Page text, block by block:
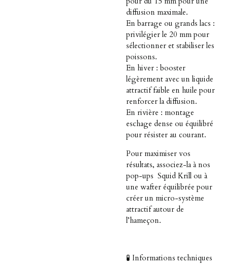
diffusion maximale.
En barrage ou grands lacs :
privilégier le 20 mm pour
sélectionner et stabiliser les
poissons.
En hiver : booster
légèrement avec un liquide
attractif faible en huile pour
renforcer la diffusion.
En rivière : montage
eschage dense ou équilibré
pour résister au courant.
Pour maximiser vos
résultats, associez-la à nos
pop-ups Squid Krill ou à
une wafter équilibrée pour
créer un micro-système
attractif autour de
l’hameçon.
🧪 Informations techniques